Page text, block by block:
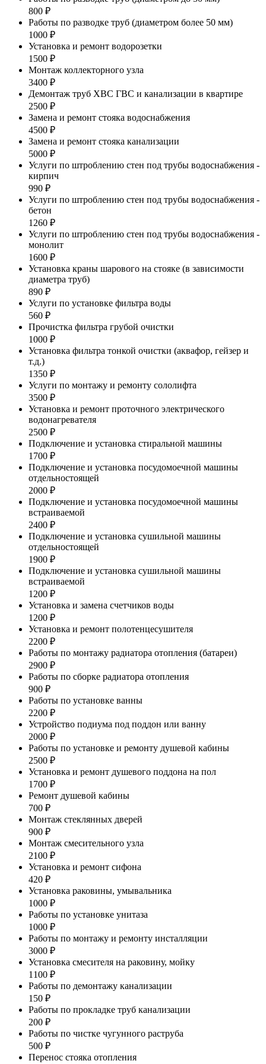
800 ₽
Работы по разводке труб (диаметром более 50 мм)
1000 ₽
Установка и ремонт водорозетки
1500 ₽
Монтаж коллекторного узла
3400 ₽
Демонтаж труб ХВС ГВС и канализации в квартире
2500 ₽
Замена и ремонт стояка водоснабжения
4500 ₽
Замена и ремонт стояка канализации
5000 ₽
Услуги по штроблению стен под трубы водоснабжения -
кирпич
990 ₽
Услуги по штроблению стен под трубы водоснабжения -
бетон
1260 ₽
Услуги по штроблению стен под трубы водоснабжения -
монолит
1600 ₽
Установка краны шарового на стояке (в зависимости
диаметра труб)
890 ₽
Услуги по установке фильтра воды
560 ₽
Прочистка фильтра грубой очистки
1000 ₽
Установка фильтра тонкой очистки (аквафор, гейзер и
т.д.)
1350 ₽
Услуги по монтажу и ремонту сололифта
3500 ₽
Установка и ремонт проточного электрического
водонагревателя
2500 ₽
Подключение и установка стиральной машины
1700 ₽
Подключение и установка посудомоечной машины
отдельностоящей
2000 ₽
Подключение и установка посудомоечной машины
встраиваемой
2400 ₽
Подключение и установка сушильной машины
отдельностоящей
1900 ₽
Подключение и установка сушильной машины
встраиваемой
1200 ₽
Установка и замена счетчиков воды
1200 ₽
Установка и ремонт полотенцесушителя
2200 ₽
Работы по монтажу радиатора отопления (батареи)
2900 ₽
Работы по сборке радиатора отопления
900 ₽
Работы по установке ванны
2200 ₽
Устройство подиума под поддон или ванну
2000 ₽
Работы по установке и ремонту душевой кабины
2500 ₽
Установка и ремонт душевого поддона на пол
1700 ₽
Ремонт душевой кабины
700 ₽
Монтаж стеклянных дверей
900 ₽
Монтаж смесительного узла
2100 ₽
Установка и ремонт сифона
420 ₽
Установка раковины, умывальника
1000 ₽
Работы по установке унитаза
1000 ₽
Работы по монтажу и ремонту инсталляции
3000 ₽
Установка смесителя на раковину, мойку
1100 ₽
Работы по демонтажу канализации
150 ₽
Работы по прокладке труб канализации
200 ₽
Работы по чистке чугунного раструба
500 ₽
Перенос стояка отопления